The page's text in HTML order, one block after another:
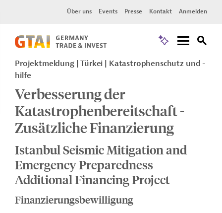
Über uns Events Presse Kontakt Anmelden
Projektmeldung Türkei
Katastrophenschutz und -
hilfe
Verbesserung der
Katastrophenbereitschaft -
Zusätzliche Finanzierung
Istanbul Seismic Mitigation and
Emergency Preparedness
Additional Financing Project
Finanzierungsbewilligung